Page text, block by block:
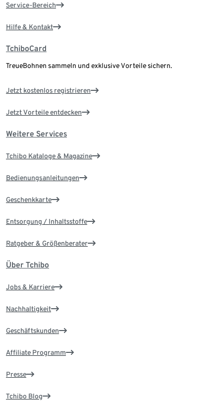
Service-Bereich
Hilfe & Kontakt
TchiboCard
TreueBohnen sammeln und exklusive Vorteile sichern.
Jetzt kostenlos registrieren
Jetzt Vorteile entdecken
Weitere Services
Tchibo Kataloge & Magazine
Bedienungsanleitungen
Geschenkkarte
Entsorgung / Inhaltsstoffe
Ratgeber & Größenberater
Über Tchibo
Jobs & Karriere
Nachhaltigkeit
Geschäftskunden
Affiliate Programm
Presse
Tchibo Blog